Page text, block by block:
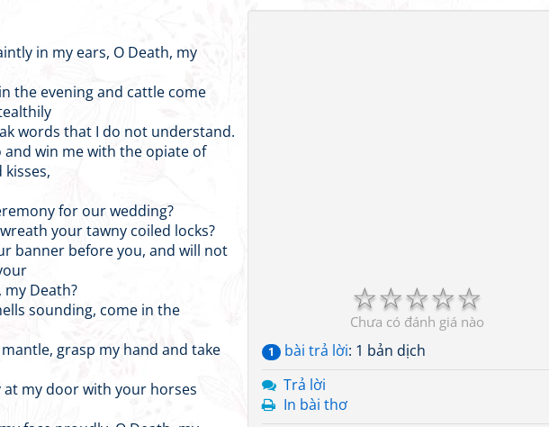
☆
☆
☆
☆
☆
Chưa có đánh giá nào
1 bài trả lời: 1 bản dịch
Trả lời
In bài thơ
in my ears, O Death, my
the evening and cattle come
words that I do not understand.
win me with the opiate of
for our wedding?
your tawny coiled locks?
banner before you, and will not
Death?
sounding, come in the
grasp my hand and take
my door with your horses